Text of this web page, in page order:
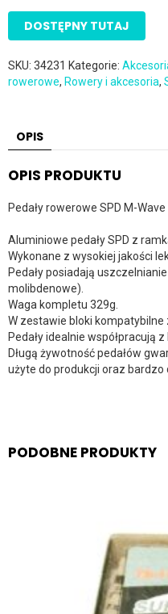
DOSTĘPNY TUTAJ
SKU: 34231 Kategorie:
rowerowe, Rowery i akcesoria,
OPIS
OPIS PRODUKTU
Pedały rowerowe SPD M-Wave
Aluminiowe pedały SPD z
Wykonane z wysokiej jakości
Pedały posiadają
molibdenowe).
Waga kompletu 329g.
W zestawie bloki kompatybilne
Pedały idealnie współpracują
Długą żywotność pedałów
użyte do produkcji oraz bardzo
PODOBNE PRODUKTY